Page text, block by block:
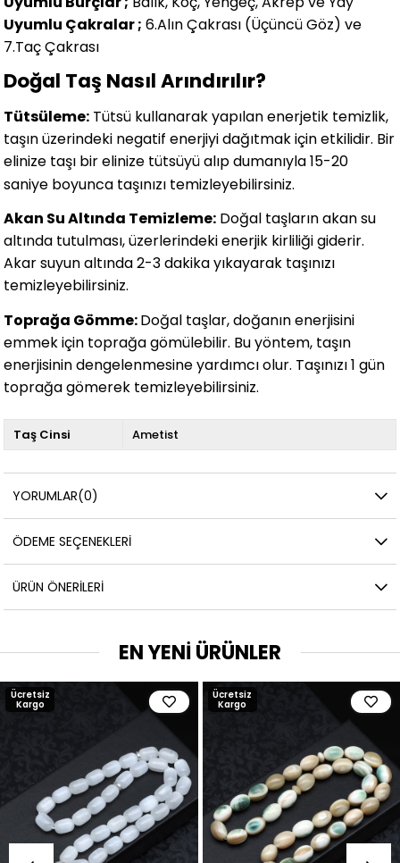
Uyumlu Çakralar ; 6.Alın Çakrası (Üçüncü Göz) ve
7.Taç Çakrası
Doğal Taş Nasıl Arındırılır?
Tütsüleme: Tütsü kullanarak yapılan enerjetik temizlik,
taşın üzerindeki negatif enerjiyi dağıtmak için etkilidir. Bir
elinize taşı bir elinize tütsüyü alıp dumanıyla 15-20
saniye boyunca taşınızı temizleyebilirsiniz.
Akan Su Altında Temizleme: Doğal taşların akan su
altında tutulması, üzerlerindeki enerjik kirliliği giderir.
Akar suyun altında 2-3 dakika yıkayarak taşınızı
temizleyebilirsiniz.
Toprağa Gömme:Doğal taşlar, doğanın enerjisini
emmek için toprağa gömülebilir. Bu yöntem, taşın
enerjisinin dengelenmesine yardımcı olur. Taşınızı 1 gün
toprağa gömerek temizleyebilirsiniz.
Taş Cinsi Ametist
YORUMLAR(0)
ÖDEME SEÇENEKLERI
ÜRÜN ÖNERILERI
EN YENİ ÜRÜNLER
Ücretsiz
Kargo
Ücretsiz
Kargo